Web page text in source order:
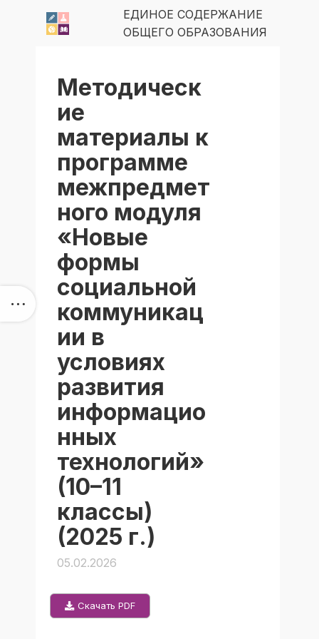
ЕДИНОЕ СОДЕРЖАНИЕ
ОБЩЕГО ОБРАЗОВАНИЯ
Методическ
ие
материалы к
программе
межпредмет
ного модуля
«Новые
формы
социальной
коммуникац
ии в
условиях
развития
информацио
нных
технологий»
(10–11
классы)
(2025 г.)
05.02.2026
Скачать PDF